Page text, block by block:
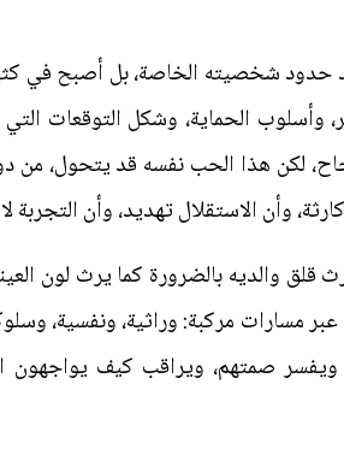
شخصيته الخاصة، بل أصبح في كثير
الحماية، وشكل التوقعات التي
لكن هذا الحب نفسه قد يتحول، من
وأن الاستقلال تهديد، وأن
قلق والديه بالضرورة كما يرث لون
مسارات مركبة: وراثية، ونفسية،
ويفسر صمتهم، ويراقب كيف